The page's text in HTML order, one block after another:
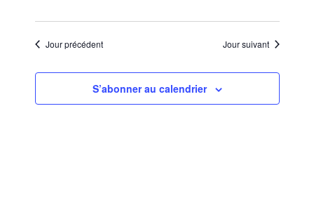
Jour précédent Jour suivant
S’abonner au calendrier